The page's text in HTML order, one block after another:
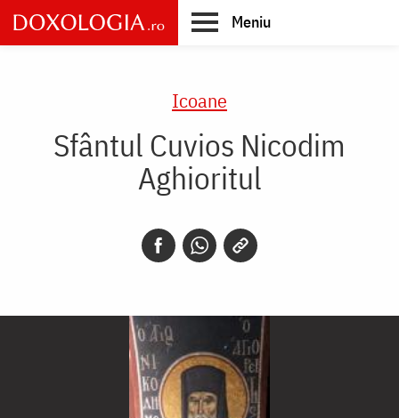
Skip
to
main
Meniu
Icoane
Sfântul Cuvios Nicodim
Aghioritul